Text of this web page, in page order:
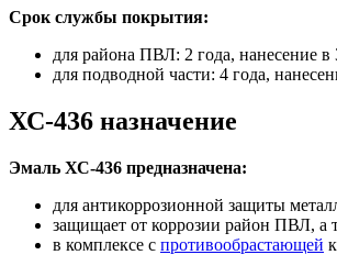
Срок службы покрытия:
для района ПВЛ: 2 года, нанесение в
для подводной части: 4 года,
ХС-436 назначение
Эмаль ХС‑436 предназначена:
для антикоррозионной защиты
защищает от коррозии район ПВЛ, а
в комплексе с противообрастающей